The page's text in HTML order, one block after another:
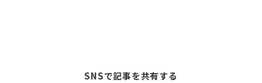
SNSで記事を共有する